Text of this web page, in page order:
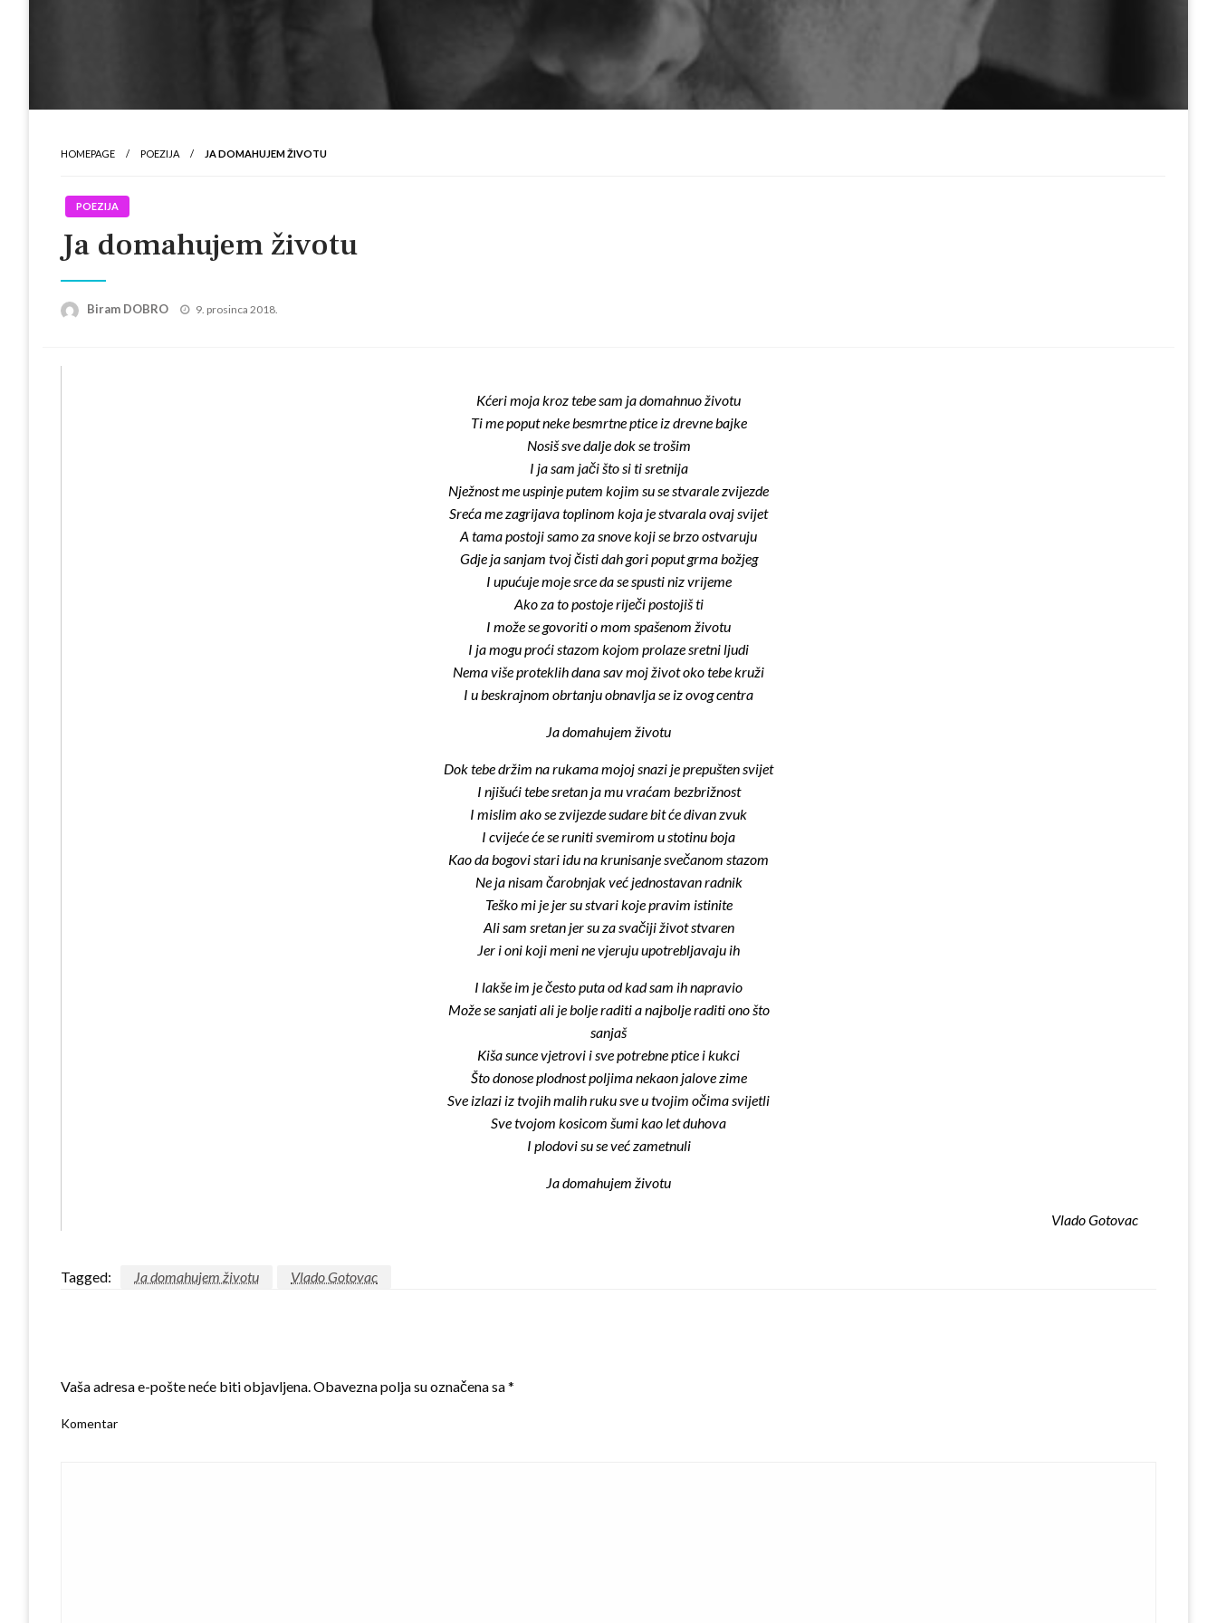
HOMEPAGE POEZIJA JA DOMAHUJEM ŽIVOTU
POEZIJA
Ja domahujem životu
Biram DOBRO
Posted
9. prosinca 2018.
Kćeri moja kroz tebe sam ja domahnuo životu
Ti me poput neke besmrtne ptice iz drevne bajke
Nosiš sve dalje dok se trošim
I ja sam jači što si ti sretnija
Nježnost me uspinje putem kojim su se stvarale zvijezde
Sreća me zagrijava toplinom koja je stvarala ovaj svijet
A tama postoji samo za snove koji se brzo ostvaruju
Gdje ja sanjam tvoj čisti dah gori poput grma božjeg
I upućuje moje srce da se spusti niz vrijeme
Ako za to postoje riječi postojiš ti
I može se govoriti o mom spašenom životu
I ja mogu proći stazom kojom prolaze sretni ljudi
Nema više proteklih dana sav moj život oko tebe kruži
I u beskrajnom obrtanju obnavlja se iz ovog centra
Ja domahujem životu
Dok tebe držim na rukama mojoj snazi je prepušten svijet
I njišući tebe sretan ja mu vraćam bezbrižnost
I mislim ako se zvijezde sudare bit će divan zvuk
I cvijeće će se runiti svemirom u stotinu boja
Kao da bogovi stari idu na krunisanje svečanom stazom
Ne ja nisam čarobnjak već jednostavan radnik
Teško mi je jer su stvari koje pravim istinite
Ali sam sretan jer su za svačiji život stvaren
Jer i oni koji meni ne vjeruju upotrebljavaju ih
I lakše im je često puta od kad sam ih napravio
Može se sanjati ali je bolje raditi a najbolje raditi ono što
sanjaš
Kiša sunce vjetrovi i sve potrebne ptice i kukci
Što donose plodnost poljima nekaon jalove zime
Sve izlazi iz tvojih malih ruku sve u tvojim očima svijetli
Sve tvojom kosicom šumi kao let duhova
I plodovi su se već zametnuli
Ja domahujem životu
Vlado Gotovac
Tagged: Ja domahujem životu Vlado Gotovac
Vaša adresa e-pošte neće biti objavljena.Obavezna polja su označena sa*
Komentar